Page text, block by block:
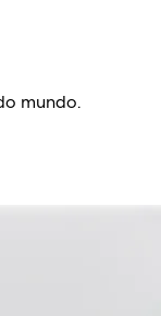
mundo.